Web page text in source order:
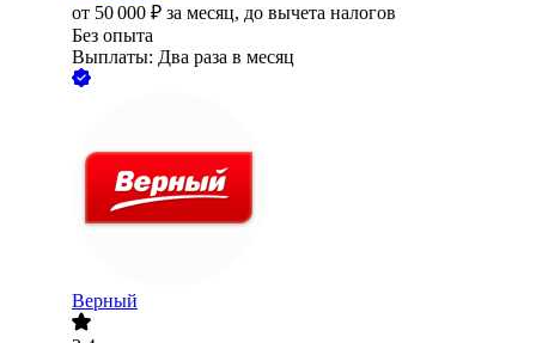
от 50 000 ₽ за месяц, до вычета налогов
Без опыта
Выплаты: Два раза в месяц
Верный